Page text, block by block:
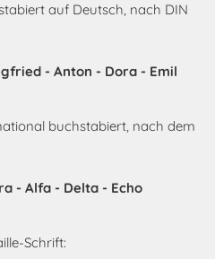
auf Deutsch, nach DIN
- Anton - Dora - Emil
buchstabiert, nach dem
- Alfa - Delta - Echo
Schrift: